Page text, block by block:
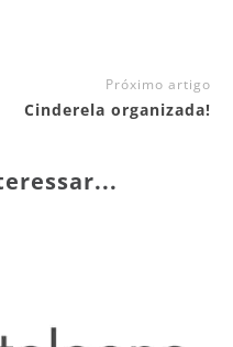
Próximo artigo
Cinderela organizada!